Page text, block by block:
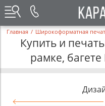
Главная / Широкоформатная
Купить и
рамке,